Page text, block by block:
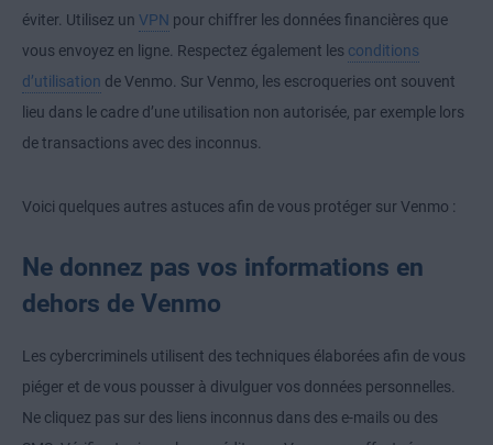
éviter. Utilisez un VPN pour chiffrer les données financières que
vous envoyez en ligne. Respectez également les conditions
d’utilisation de Venmo. Sur Venmo, les escroqueries ont souvent
lieu dans le cadre d’une utilisation non autorisée, par exemple lors
de transactions avec des inconnus.
Voici quelques autres astuces afin de vous protéger sur Venmo :
Ne donnez pas vos informations en
dehors de Venmo
Les cybercriminels utilisent des techniques élaborées afin de vous
piéger et de vous pousser à divulguer vos données personnelles.
Ne cliquez pas sur des liens inconnus dans des e-mails ou des